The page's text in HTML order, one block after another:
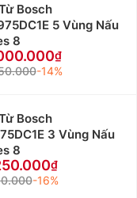
Bosch
5 Vùng Nấu
8
-14%
Bosch
3 Vùng Nấu
8
-16%